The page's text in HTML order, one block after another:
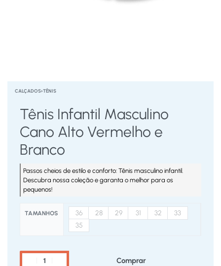
CALÇADOS›TÊNIS
Tênis Infantil Masculino
Cano Alto Vermelho e
Branco
Passos cheios de estilo e conforto: Tênis masculino infantil.
Descubra nossa coleção e garanta o melhor para os
pequenos!
TAMANHOS 36 28 29 31 32
33
35
Comprar